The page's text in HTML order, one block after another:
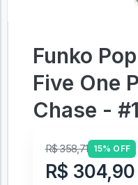
Funko
Five One
Chase -
R$ 358,71 15% OFF
R$ 304,90